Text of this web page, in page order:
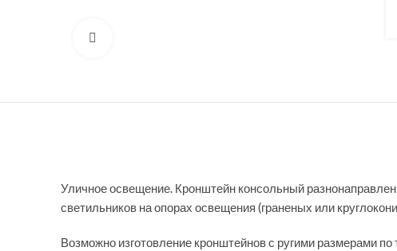
Уличное освещение. Кронштейн консольный
светильников на опорах освещения (граненых или
Возможно изготовление кронштейнов с ругими размерами